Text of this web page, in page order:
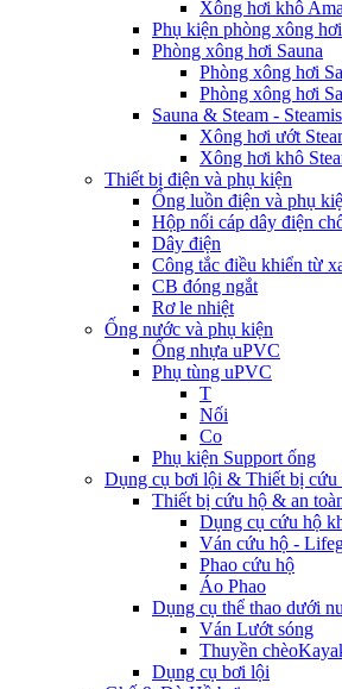
Xông hơi khô
Phụ kiện phòng xông hơi
Phòng xông hơi Sauna
Phòng xông hơi
Phòng xông hơi
Sauna & Steam -
Xông hơi ướt
Xông hơi khô
Thiết bị điện và phụ kiện
Ống luồn điện và phụ
Hộp nối cáp dây điện
Dây điện
Công tắc điều khiển từ
CB đóng ngắt
Rơ le nhiệt
Ống nước và phụ kiện
Ống nhựa uPVC
Phụ tùng uPVC
T
Nối
Co
Phụ kiện Support ống
Dụng cụ bơi lội & Thiết bị cứu
Thiết bị cứu hộ & an
Dụng cụ cứu hộ
Ván cứu hộ -
Phao cứu hộ
Áo Phao
Dụng cụ thể thao dưới
Ván Lướt sóng
Thuyền
Dụng cụ bơi lội